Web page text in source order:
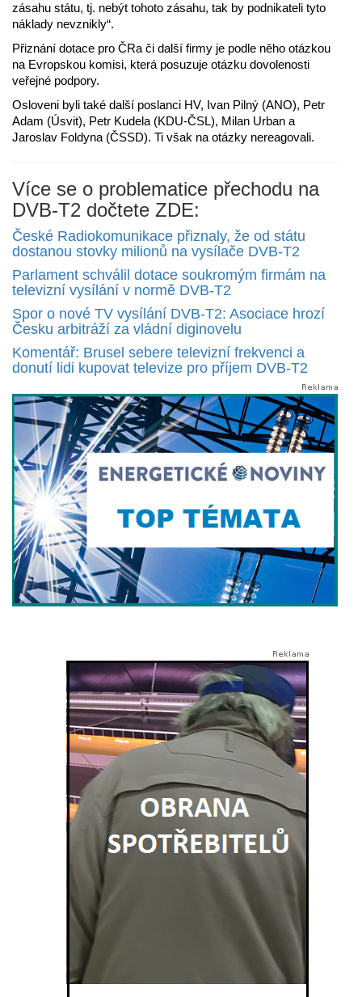
zásahu státu, tj. nebýt tohoto zásahu, tak by podnikateli tyto
náklady nevznikly“.
Přiznání dotace pro ČRa či další firmy je podle něho otázkou
na Evropskou komisi, která posuzuje otázku dovolenosti
veřejné podpory.
Osloveni byli také další poslanci HV, Ivan Pilný (ANO), Petr
Adam (Úsvit), Petr Kudela (KDU-ČSL), Milan Urban a
Jaroslav Foldyna (ČSSD). Ti však na otázky nereagovali.
Více se o problematice přechodu na
DVB-T2 dočtete ZDE:
České Radiokomunikace přiznaly, že od státu
dostanou stovky milionů na vysílače DVB-T2
Parlament schválil dotace soukromým firmám na
televizní vysílání v normě DVB-T2
Spor o nové TV vysílání DVB-T2: Asociace hrozí
Česku arbitráží za vládní diginovelu
Komentář: Brusel sebere televizní frekvenci a
donutí lidi kupovat televize pro příjem DVB-T2